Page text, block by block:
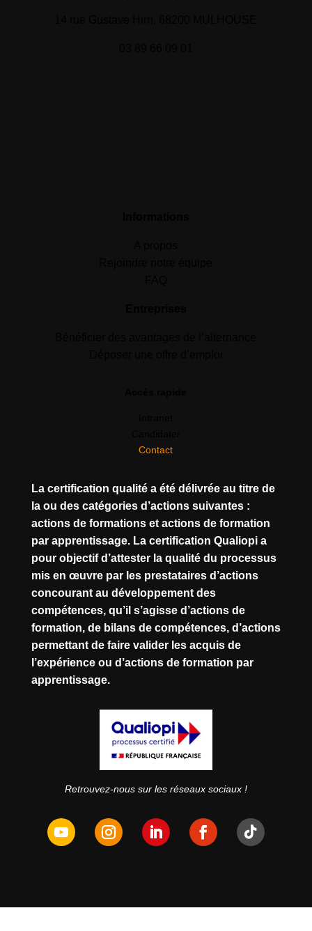
Contact
La certification qualité a été délivrée au titre de
la ou des catégories d’actions suivantes :
actions de formations et actions de formation
par apprentissage. La certification Qualiopi a
pour objectif d’attester la qualité du processus
mis en œuvre par les prestataires d’actions
concourant au développement des
compétences, qu’il s’agisse d’actions de
formation, de bilans de compétences, d’actions
permettant de faire valider les acquis de
l’expérience ou d’actions de formation par
apprentissage.
Retrouvez-nous sur les réseaux sociaux !